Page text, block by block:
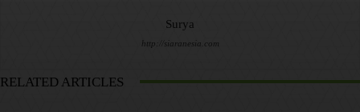
Surya
http://siaranesia.com
RELATED ARTICLES